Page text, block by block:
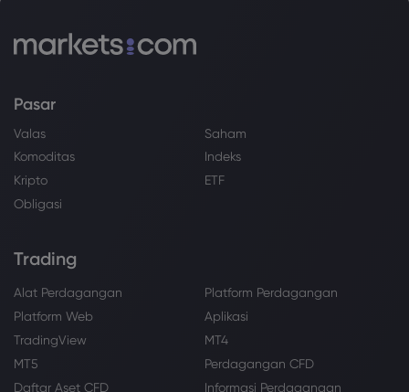
Pasar
Valas
Saham
Komoditas
Indeks
Kripto
ETF
Obligasi
Trading
Alat Perdagangan
Platform Perdagangan
Platform Web
Aplikasi
TradingView
MT4
MT5
Perdagangan CFD
Daftar Aset CFD
Informasi Perdagangan